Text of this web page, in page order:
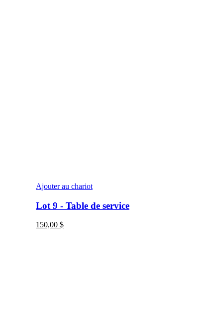
Ajouter au chariot
Lot 9 - Table de service
150,00 $